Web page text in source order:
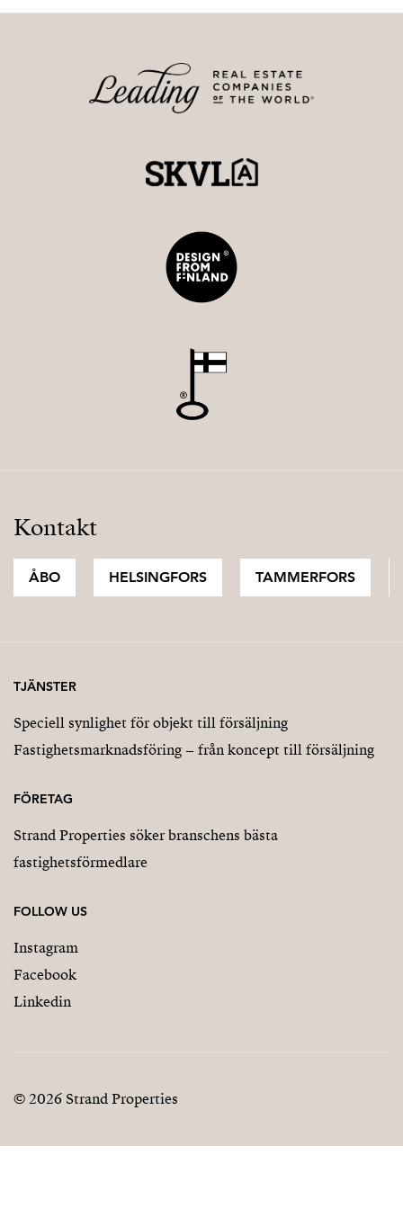
Kontakt
ÅBO HELSINGFORS TAMMERFORS
TJÄNSTER
Speciell synlighet för objekt till försäljning
Fastighetsmarknadsföring – från koncept till försäljning
FÖRETAG
Strand Properties söker branschens bästa
fastighetsförmedlare
FOLLOW US
Instagram
Facebook
Linkedin
© 2026 Strand Properties